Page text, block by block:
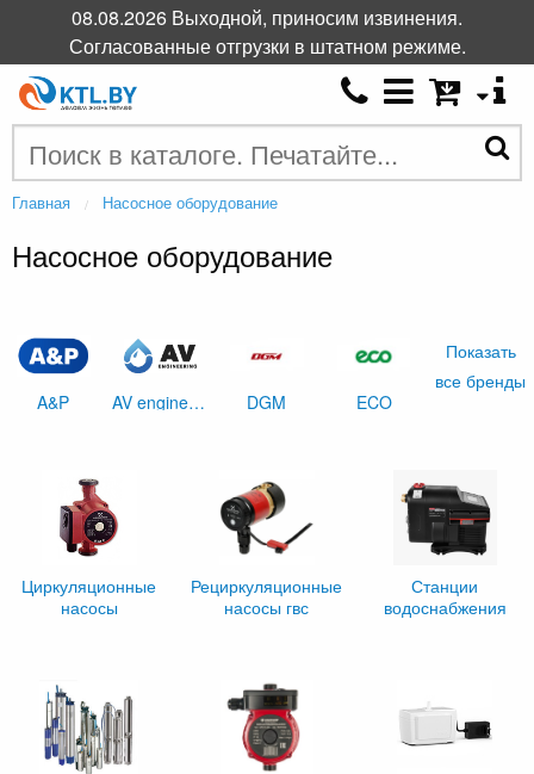
Главная Насосное оборудование
Насосное оборудование
A&P AV engineering DGM ECO
Показать
все бренды
Циркуляционные
насосы
Рециркуляционные
насосы гвс
Станции
водоснабжения
08.08.2026 Выходной, приносим извинения.
Согласованные отгрузки в штатном режиме.